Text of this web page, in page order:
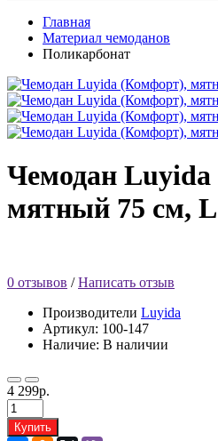
Главная
Материал чемоданов
Поликарбонат
Чемодан
мятный 75 см,
0 отзывов /Написать отзыв
Производители Luyida
Артикул: 100-147
Наличие: В наличии
4 299р.
Купить